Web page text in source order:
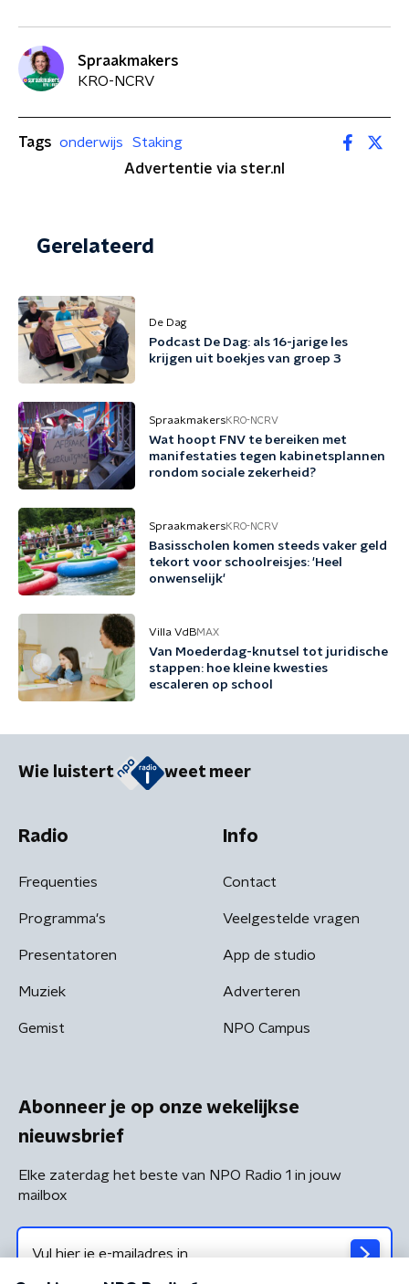
Spraakmakers
KRO-NCRV
Tags onderwijs
Staking
Advertentie via ster.nl
Gerelateerd
De Dag
Podcast De Dag: als 16-jarige les
krijgen uit boekjes van groep 3
SpraakmakersKRO-NCRV
Wat hoopt FNV te bereiken met
manifestaties tegen kabinetsplannen
rondom sociale zekerheid?
SpraakmakersKRO-NCRV
Basisscholen komen steeds vaker geld
tekort voor schoolreisjes: 'Heel
onwenselijk'
Villa VdBMAX
Van Moederdag-knutsel tot juridische
stappen: hoe kleine kwesties
escaleren op school
Wie luistert weet meer
Radio
Frequenties
Programma's
Presentatoren
Muziek
Gemist
Info
Contact
Veelgestelde vragen
App de studio
Adverteren
NPO Campus
Abonneer je op onze wekelijkse
nieuwsbrief
Elke zaterdag het beste van NPO Radio 1 in jouw
mailbox